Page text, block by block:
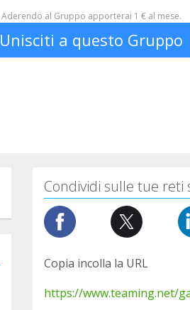
Aderendo al Gruppo apporterai 1 € al mese.
Unisciti a questo Gruppo
Condividi sulle tue reti
Copia incolla la URL
https://www.teaming.net/